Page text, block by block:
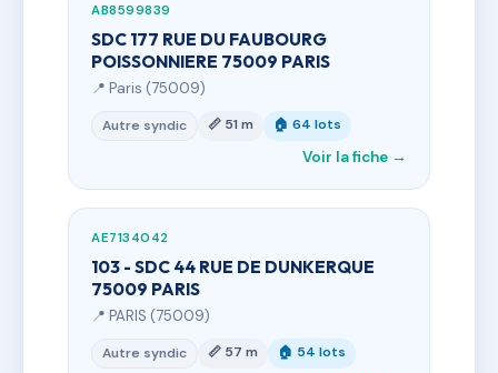
AB8599839
SDC 177 RUE DU FAUBOURG
POISSONNIERE 75009 PARIS
📍 Paris (75009)
Autre syndic 📏 51 m 🏠 64 lots
Voir la fiche →
AE7134042
103 - SDC 44 RUE DE DUNKERQUE
75009 PARIS
📍 PARIS (75009)
Autre syndic 📏 57 m 🏠 54 lots